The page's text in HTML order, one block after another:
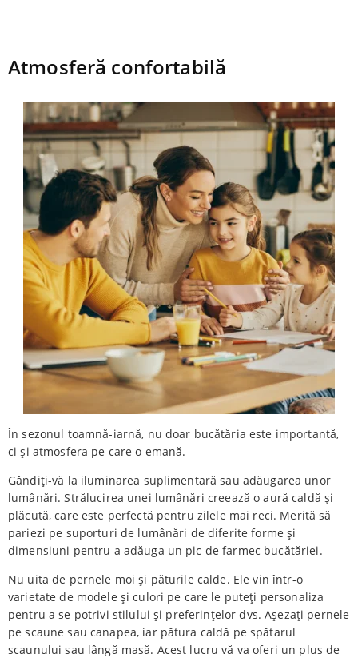
Atmosferă confortabilă
În sezonul toamnă-iarnă, nu doar bucătăria este importantă,
ci și atmosfera pe care o emană.
Gândiți-vă la iluminarea suplimentară sau adăugarea unor
lumânări. Strălucirea unei lumânări creează o aură caldă și
plăcută, care este perfectă pentru zilele mai reci. Merită să
pariezi pe suporturi de lumânări de diferite forme și
dimensiuni pentru a adăuga un pic de farmec bucătăriei.
Nu uita de pernele moi și păturile calde. Ele vin într-o
varietate de modele și culori pe care le puteți personaliza
pentru a se potrivi stilului și preferințelor dvs. Așezați pernele
pe scaune sau canapea, iar pătura caldă pe spătarul
scaunului sau lângă masă. Acest lucru vă va oferi un plus de